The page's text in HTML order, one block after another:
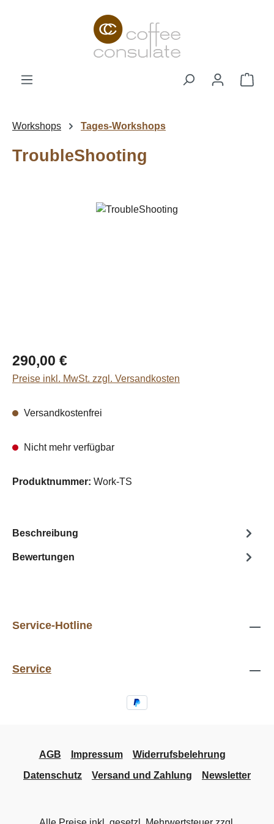
Zum Hauptinhalt springen
Workshops Tages-Workshops
TroubleShooting
Bildergalerie überspringen
Regulärer Preis:
290,00 €
Preise inkl. MwSt. zzgl. Versandkosten
Versandkostenfrei
Nicht mehr verfügbar
Produktnummer: Work-TS
Beschreibung
Bewertungen
Service-Hotline
Service
AGB Impressum
Widerrufsbelehrung
Datenschutz
Versand und Zahlung Newsletter